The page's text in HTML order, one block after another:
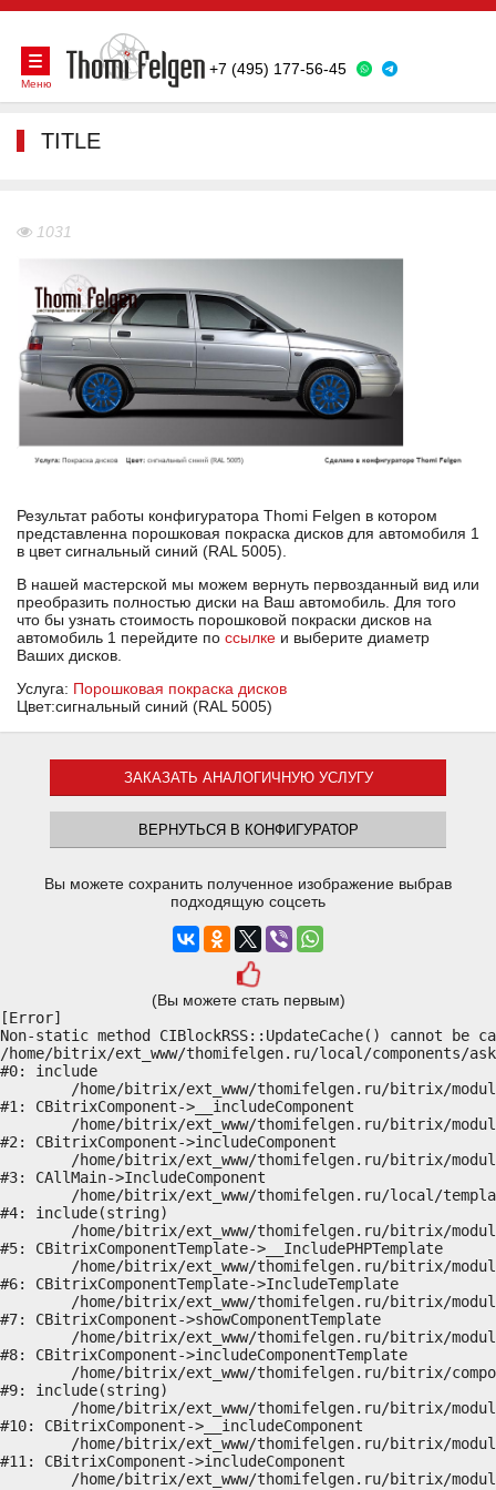
+7 (495) 177-56-45
Меню
TITLE
1031
Результат работы конфигуратора Thomi Felgen в котором
представленна порошковая покраска дисков для автомобиля 1
в цвет сигнальный синий (RAL 5005).
В нашей мастерской мы можем вернуть первозданный вид или
преобразить полностью диски на Ваш автомобиль. Для того
что бы узнать стоимость порошковой покраски дисков на
автомобиль 1 перейдите по ссылке и выберите диаметр
Ваших дисков.
Услуга: Порошковая покраска дисков
Цвет:сигнальный синий (RAL 5005)
ЗАКАЗАТЬ АНАЛОГИЧНУЮ УСЛУГУ
ВЕРНУТЬСЯ В КОНФИГУРАТОР
Вы можете сохранить полученное изображение выбрав
подходящую соцсеть
(Вы можете стать первым)
[Error]
Non-static method CIBlockRSS::UpdateCache() cannot
/home/bitrix/ext_www/thomifelgen.ru/local/components/
#0: include
#1: CBitrixComponent->__includeComponent
#2: CBitrixComponent->includeComponent
#3: CAllMain->IncludeComponent
#4: include(string)
#5: CBitrixComponentTemplate->__IncludePHPTemplate
#6: CBitrixComponentTemplate->IncludeTemplate
#7: CBitrixComponent->showComponentTemplate
#8: CBitrixComponent->includeComponentTemplate
#9: include(string)
#10: CBitrixComponent->__includeComponent
#11: CBitrixComponent->includeComponent